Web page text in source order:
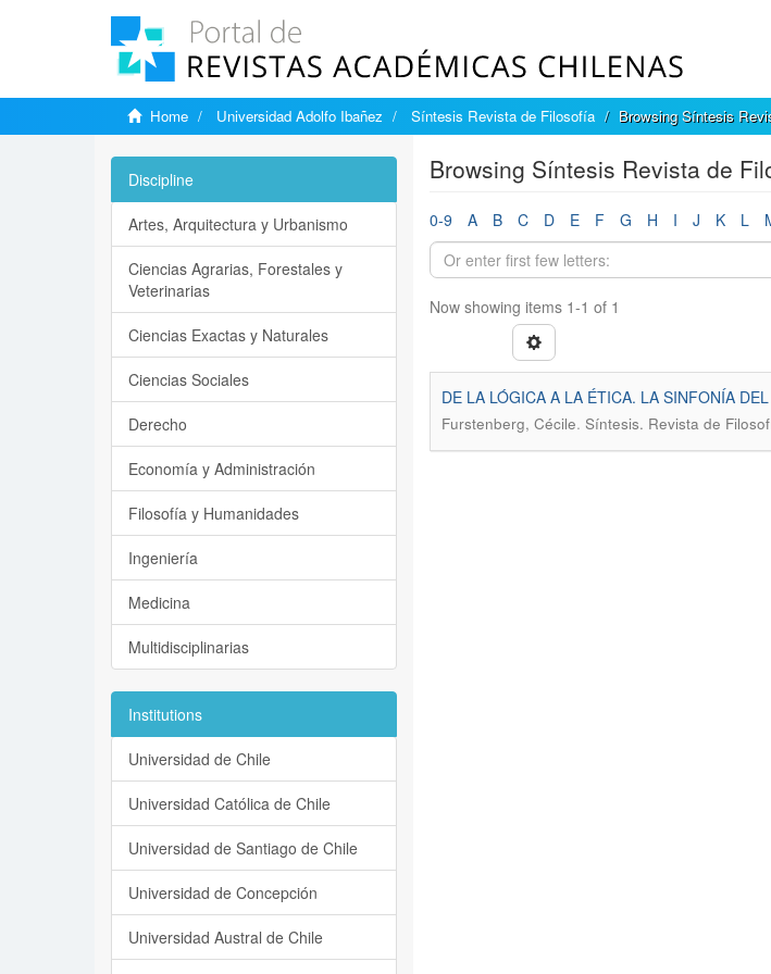
Home Universidad Adolfo Ibañez Síntesis Revista de Filosofía Browsing Síntesis
Browsing Síntesis Revista de
0-9 A B C D E F G H I J K L
Now showing items 1-1 of 1
DE LA LÓGICA A LA ÉTICA. LA SINFONÍA
Furstenberg, Cécile. Síntesis. Revista de
Discipline
Artes, Arquitectura y Urbanismo
Ciencias Agrarias, Forestales y
Veterinarias
Ciencias Exactas y Naturales
Ciencias Sociales
Derecho
Economía y Administración
Filosofía y Humanidades
Ingeniería
Medicina
Multidisciplinarias
Institutions
Universidad de Chile
Universidad Católica de Chile
Universidad de Santiago de Chile
Universidad de Concepción
Universidad Austral de Chile